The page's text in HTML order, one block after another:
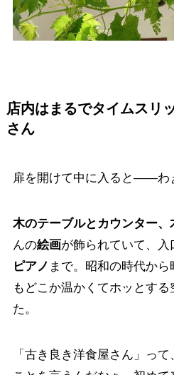
店内はまるでタイムスリ
さん
扉を開けて中に入ると——わ
木のテーブルとカウンター、
んの絵画が飾られていて、入
ピアノ まで。昭和の時代か
もどこか温かくてホッとす
た。
「古き良き洋食屋さん」っ